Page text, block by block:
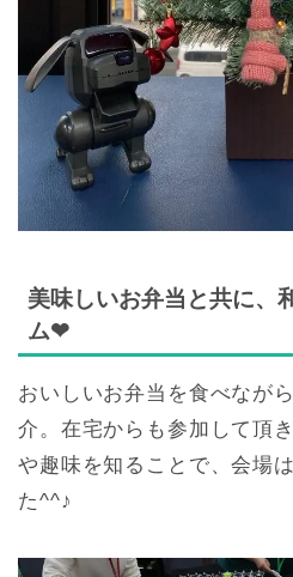
美味しいお弁当と共に、
ム❤
おいしいお弁当を食べなが
介。在宅からも参加して頂
や趣味を知ることで、会場
た^^♪